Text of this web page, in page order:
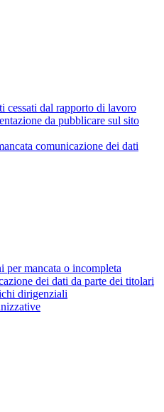
cessati dal rapporto di lavoro
da pubblicare sul sito
comunicazione dei dati
per mancata o incompleta
dei dati da parte dei titolari
dirigenziali